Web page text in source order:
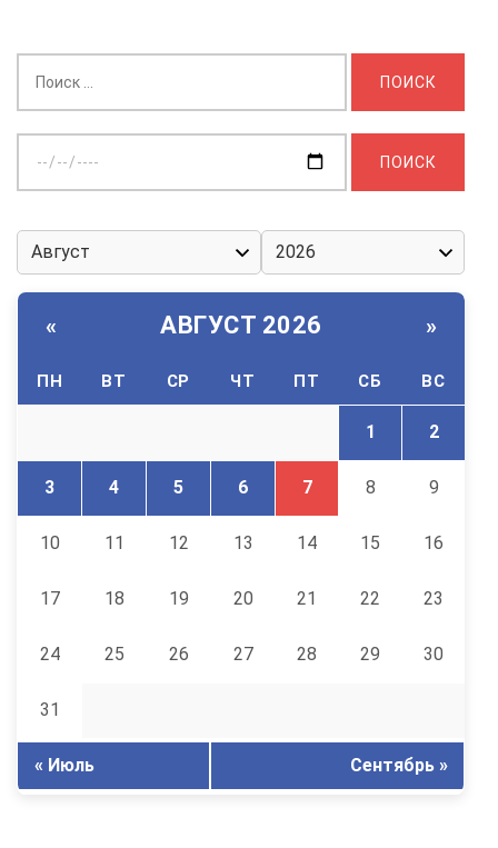
дату:
« АВГУСТ 2026 »
ПН ВТ СР ЧТ ПТ СБ ВС
1 2
3 4 5 6 7 8 9
10 11 12 13 14 15 16
17 18 19 20 21 22 23
24 25 26 27 28 29 30
31
« Июль Сентябрь »